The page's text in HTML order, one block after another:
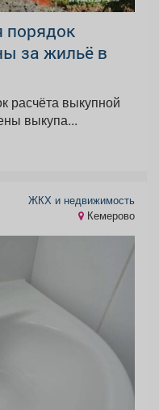
порядок
за жильё в
расчёта выкупной
жильё в зонах КРТ Цены выкупа...
ЖКХ и недвижимость
Кемерово